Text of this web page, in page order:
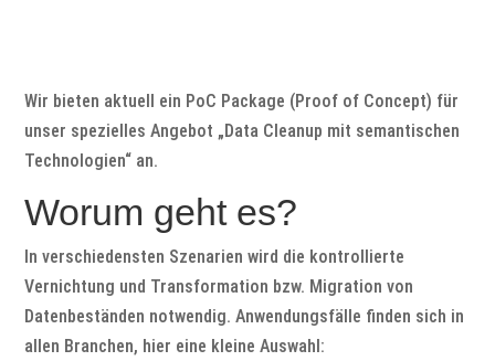
Wir bieten aktuell ein PoC Package (Proof of Concept) für
unser spezielles Angebot „Data Cleanup mit semantischen
Technologien“ an.
Worum geht es?
In verschiedensten Szenarien wird die kontrollierte
Vernichtung und Transformation bzw. Migration von
Datenbeständen notwendig. Anwendungsfälle finden sich in
allen Branchen, hier eine kleine Auswahl: